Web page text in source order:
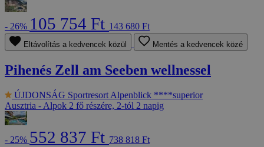
- 26% 105 754 Ft 143 680 Ft
Eltávolítás a kedvencek közül Mentés a kedvencek közé
Pihenés Zell am Seeben wellnessel
ÚJDONSÁG Sportresort Alpenblick ****superior
Ausztria - Alpok 2 fő részére, 2-tól 2 napig
- 25% 552 837 Ft 738 818 Ft